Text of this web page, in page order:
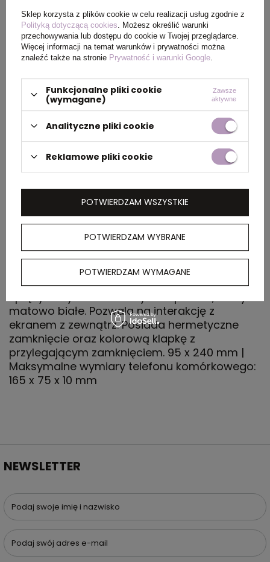
Wymiary
kartonu
zewnętrznego
(m)
0.490x0.310x0.340
Ilość szt. w
kartonie
50
kartonu
(kg)
12.100
Wodoodporne etui na telefon wykonane z
PVC, z regulowanym paskiem i zamkiem
sprężynowym. Przezroczyste z przodu, a z tyłu
matowo białe. Pozwala na interakcję z
ekranem z zewnątrz. Posiada hermetyczne
zamknięcie oraz kolorową klapkę z
przylegającym zamknięciem. 95 x 240 mm |
Maksymalne wymiary telefonu komórkowego:
165 x 75 x 10 mm
NEWSLETTER
Podaj swoje imię i nazwisko
Podaj swój adres e-mail
Sklep korzysta z plików cookie w celu realizacji usług zgodnie z
Polityką dotyczącą cookies . Możesz określić warunki
przechowywania lub dostępu do cookie w Twojej przeglądarce.
Więcej informacji na temat warunków i prywatności można
znaleźć także na stronie Prywatność i warunki Google
Funkcjonalne pliki cookie
(wymagane)
Zawsze
aktywne
Analityczne pliki cookie
Reklamowe pliki cookie
POTWIERDZAM WYBRANE
POTWIERDZAM WYMAGANE
POTWIERDZAM WSZYSTKIE